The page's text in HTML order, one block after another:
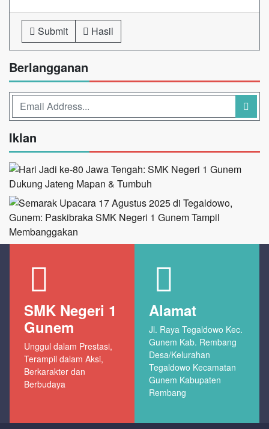
Submit Hasil
Berlangganan
Iklan
SMK Negeri 1
Gunem
Unggul dalam Prestasi,
Terampil dalam Aksi,
Berkarakter dan
Berbudaya
Alamat
Jl. Raya Tegaldowo Kec.
Gunem Kab. Rembang
Desa/Kelurahan
Tegaldowo Kecamatan
Gunem Kabupaten
Rembang